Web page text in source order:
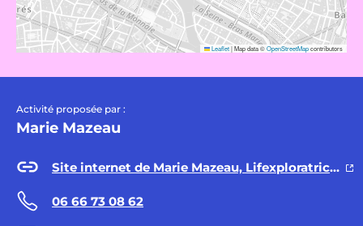
Leaflet|Map data ©OpenStreetMapcontributors
Activité proposée par :
Marie Mazeau
Site internet de Marie Mazeau, Lifexploratrice, professeure de Yoga
06 66 73 08 62